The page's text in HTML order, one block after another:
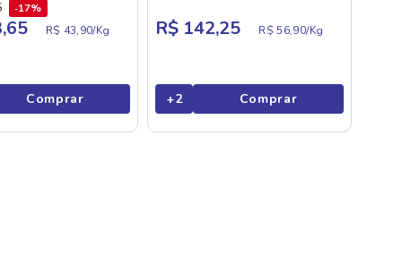
17%
R$ 43,90/Kg
Comprar
R$ 142,25 R$ 56,90/Kg
+2 Comprar